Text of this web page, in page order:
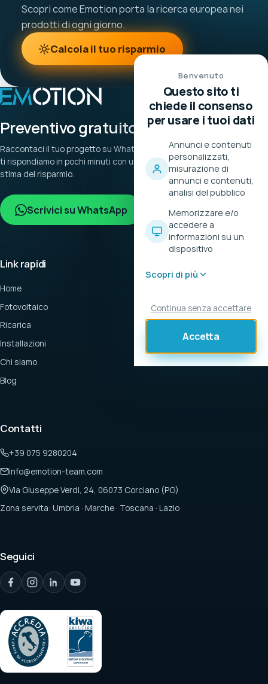
Scopri come Emotion porta la ricerca europea nei
prodotti di ogni giorno.
Calcola il tuo risparmio
Preventivo gratuito
Raccontaci il tuo progetto su WhatsApp:
ti rispondiamo in pochi minuti con una
stima del risparmio.
Scrivici su WhatsApp
Link rapidi
Home
Fotovoltaico
Ricarica
Installazioni
Chi siamo
Blog
Contatti
+39 075 9280204
info@emotion-team.com
Via Giuseppe Verdi, 24, 06073 Corciano (PG)
Zona servita: Umbria · Marche · Toscana · Lazio
Seguici
Benvenuto
Questo sito ti
chiede il consenso
per usare i tuoi dati
Annunci e contenuti
personalizzati,
misurazione di
annunci e contenuti,
analisi del pubblico
Memorizzare e/o
accedere a
informazioni su un
dispositivo
Scopri di più
Continua senza accettare
Accetta